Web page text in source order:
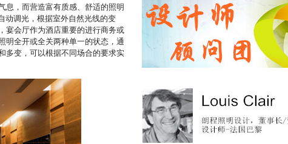
息，而营造富有质感、舒适的照明
动调光，根据室外自然光线的变
宴会厅作为酒店重要的进行商务或
明全开或全关两种单一的状态，通
多变，可以根据不同场合的要求实